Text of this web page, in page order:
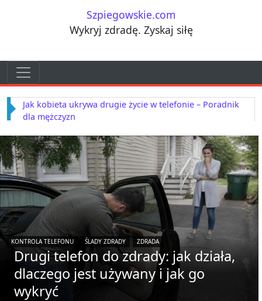
Szpiegowskie.com
Wykryj zdradę. Zyskaj siłę
Przejdź do treści
Main Navigation
Jak kobiety ukrywają zdradę – techniki, które mężczyźni
często ignorują
KONTROLA TELEFONU ŚLADY ZDRADY ZDRADA
Drugi telefon do zdrady: jak działa,
dlaczego jest używany i jak go
wykryć